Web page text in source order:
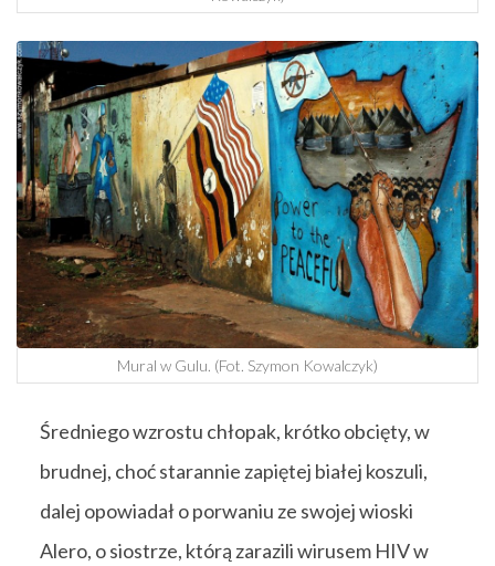
Mural w Gulu. (Fot. Szymon Kowalczyk)
Średniego wzrostu chłopak, krótko obcięty, w
brudnej, choć starannie zapiętej białej koszuli,
dalej opowiadał o porwaniu ze swojej wioski
Alero, o siostrze, którą zarazili wirusem HIV w